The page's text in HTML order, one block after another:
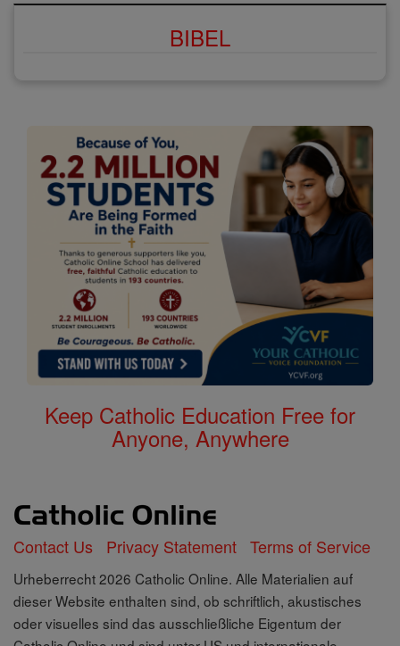
BIBEL
Keep Catholic Education Free for
Anyone, Anywhere
Contact Us Privacy Statement Terms of Service
Urheberrecht 2026 Catholic Online. Alle Materialien auf
dieser Website enthalten sind, ob schriftlich, akustisches
oder visuelles sind das ausschließliche Eigentum der